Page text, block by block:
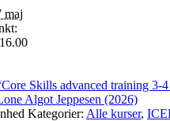
maj
Skills advanced training 3-
Algot Jeppesen (2026)
Kategorier: Alle kurser,